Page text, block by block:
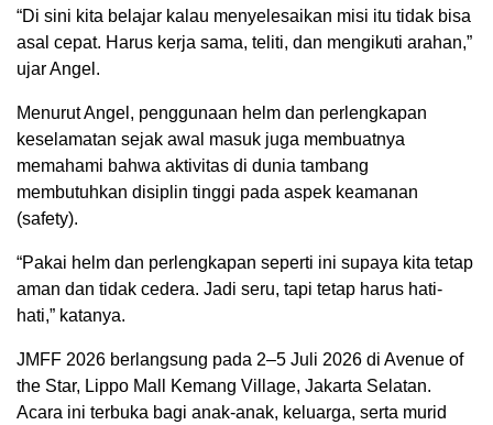
“Di sini kita belajar kalau menyelesaikan misi itu tidak bisa
asal cepat. Harus kerja sama, teliti, dan mengikuti arahan,”
ujar Angel.
Menurut Angel, penggunaan helm dan perlengkapan
keselamatan sejak awal masuk juga membuatnya
memahami bahwa aktivitas di dunia tambang
membutuhkan disiplin tinggi pada aspek keamanan
(safety).
“Pakai helm dan perlengkapan seperti ini supaya kita tetap
aman dan tidak cedera. Jadi seru, tapi tetap harus hati-
hati,” katanya.
JMFF 2026 berlangsung pada 2–5 Juli 2026 di Avenue of
the Star, Lippo Mall Kemang Village, Jakarta Selatan.
Acara ini terbuka bagi anak-anak, keluarga, serta murid